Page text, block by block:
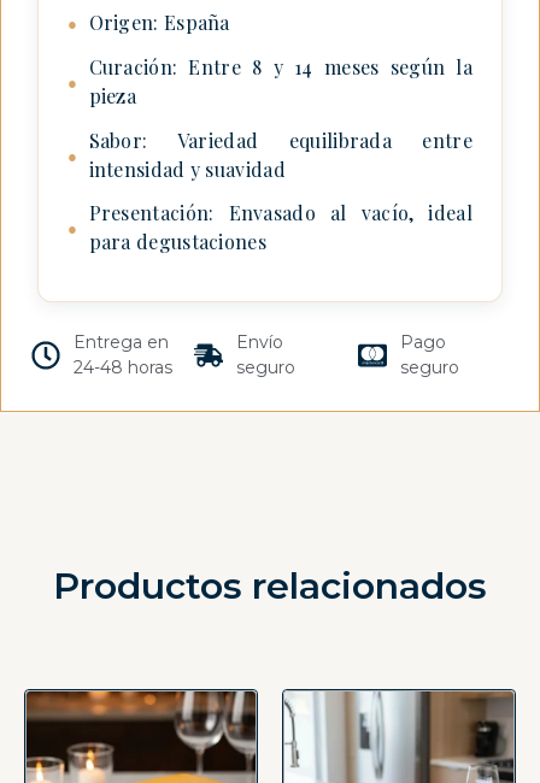
● Origen: España
●
Curación: Entre 8 y 14 meses según la
pieza
●
Sabor: Variedad equilibrada entre
intensidad y suavidad
●
Presentación: Envasado al vacío, ideal
para degustaciones
Entrega en
24-48 horas
Envío
seguro
Pago
seguro
Productos relacionados